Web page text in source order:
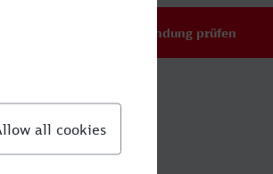
Verbindung prüfen